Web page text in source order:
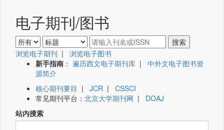
电子期刊/图书
浏览电子期刊 | 浏览电子图书
新手指南 ： 遍历西文电子期刊库 | 中外文电子图书资
源简介
核心期刊要目 | JCR | CSSCI
常见期刊平台： 北京大学期刊网 | DOAJ
站内搜索